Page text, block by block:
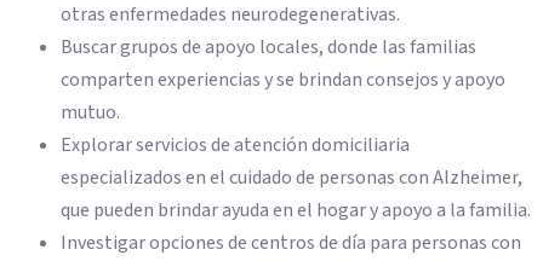
otras enfermedades neurodegenerativas.
Buscar grupos de apoyo locales, donde las familias
comparten experiencias y se brindan consejos y apoyo
mutuo.
Explorar servicios de atención domiciliaria
especializados en el cuidado de personas con Alzheimer,
que pueden brindar ayuda en el hogar y apoyo a la familia.
Investigar opciones de centros de día para personas con